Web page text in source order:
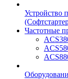
Устройство
Частотные